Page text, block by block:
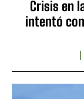
Crisis en
intentó